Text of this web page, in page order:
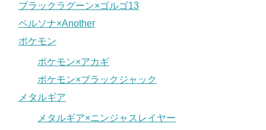
ブラックラグーン×ゴルゴ13
ペルソナ×Another
ポケモン
ポケモン×アカギ
ポケモン×ブラックジャック
メタルギア
メタルギア×ニンジャスレイヤー